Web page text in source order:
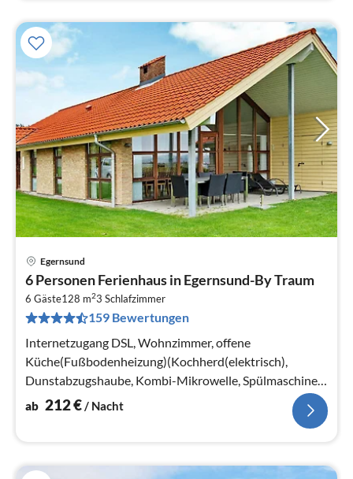
Egernsund
6 Personen Ferienhaus in Egernsund-By Traum
6 Gäste128 m23 Schlafzimmer
159 Bewertungen
Internetzugang DSL, Wohnzimmer, offene
Küche(Fußbodenheizung)(Kochherd(elektrisch),
Dunstabzugshaube, Kombi-Mikrowelle, Spülmaschine,
Tiefkühlschrank(60-99L)
ab 212€/ Nacht